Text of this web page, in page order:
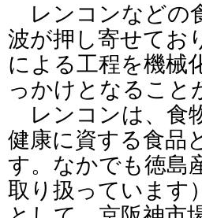
レンコンなどの
波が押し寄せてお
による工程を機械
っかけとなること
レンコンは、食
健康に資する食品
す。なかでも徳島
取り扱っています